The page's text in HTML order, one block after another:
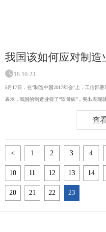
我国该如何应对制造
18-10-23
5月17日，在“制造中国2017年会”上，工信部
表示，我国的制造业得了“软骨病”，突出表现
查
< 1 2 3 4
10 11 12 13 14
20 21 22 23